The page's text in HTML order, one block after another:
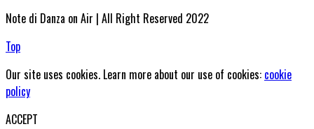
Note di Danza on Air | All Right Reserved 2022
Top
Our site uses cookies. Learn more about our use of cookies: cookie
policy
ACCEPT